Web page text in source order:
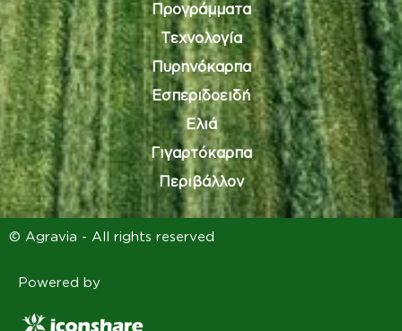
Προγράμματα
Τεχνολογία
Πυρηνόκαρπα
Εσπεριδοειδή
Ελιά
Γιγαρτόκαρπα
Περιβάλλον
© Agravia - All rights reserved
Powered by